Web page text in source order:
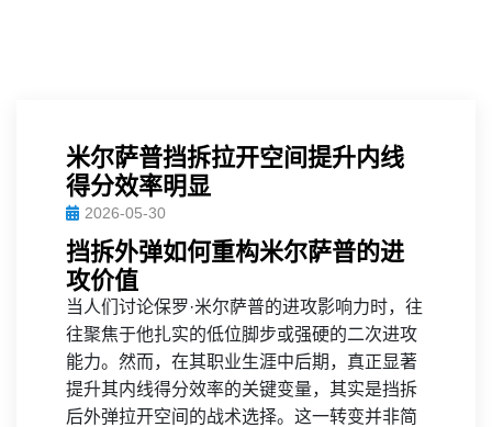
米尔萨普挡拆拉开空间提升内线
得分效率明显
2026-05-30
挡拆外弹如何重构米尔萨普的进
攻价值
当人们讨论保罗·米尔萨普的进攻影响力时，往
往聚焦于他扎实的低位脚步或强硬的二次进攻
能力。然而，在其职业生涯中后期，真正显著
提升其内线得分效率的关键变量，其实是挡拆
后外弹拉开空间的战术选择。这一转变并非简